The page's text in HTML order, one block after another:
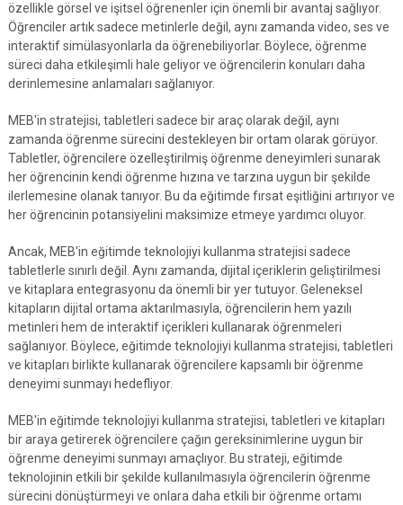
özellikle görsel ve işitsel öğrenenler için önemli bir avantaj sağlıyor.
Öğrenciler artık sadece metinlerle değil, aynı zamanda video, ses ve
interaktif simülasyonlarla da öğrenebiliyorlar. Böylece, öğrenme
süreci daha etkileşimli hale geliyor ve öğrencilerin konuları daha
derinlemesine anlamaları sağlanıyor.
MEB'in stratejisi, tabletleri sadece bir araç olarak değil, aynı
zamanda öğrenme sürecini destekleyen bir ortam olarak görüyor.
Tabletler, öğrencilere özelleştirilmiş öğrenme deneyimleri sunarak
her öğrencinin kendi öğrenme hızına ve tarzına uygun bir şekilde
ilerlemesine olanak tanıyor. Bu da eğitimde fırsat eşitliğini artırıyor ve
her öğrencinin potansiyelini maksimize etmeye yardımcı oluyor.
Ancak, MEB'in eğitimde teknolojiyi kullanma stratejisi sadece
tabletlerle sınırlı değil. Aynı zamanda, dijital içeriklerin geliştirilmesi
ve kitaplara entegrasyonu da önemli bir yer tutuyor. Geleneksel
kitapların dijital ortama aktarılmasıyla, öğrencilerin hem yazılı
metinleri hem de interaktif içerikleri kullanarak öğrenmeleri
sağlanıyor. Böylece, eğitimde teknolojiyi kullanma stratejisi, tabletleri
ve kitapları birlikte kullanarak öğrencilere kapsamlı bir öğrenme
deneyimi sunmayı hedefliyor.
MEB'in eğitimde teknolojiyi kullanma stratejisi, tabletleri ve kitapları
bir araya getirerek öğrencilere çağın gereksinimlerine uygun bir
öğrenme deneyimi sunmayı amaçlıyor. Bu strateji, eğitimde
teknolojinin etkili bir şekilde kullanılmasıyla öğrencilerin öğrenme
sürecini dönüştürmeyi ve onlara daha etkili bir öğrenme ortamı